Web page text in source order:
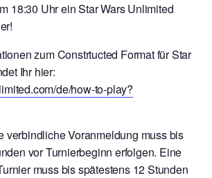
18:30 Uhr ein Star Wars Unlimited
zum Constrtucted Format für Star
Ihr hier:
de/how-to-play?
verbindliche Voranmeldung muss bis
vor Turnierbeginn erfolgen. Eine
muss bis spätestens 12 Stunden